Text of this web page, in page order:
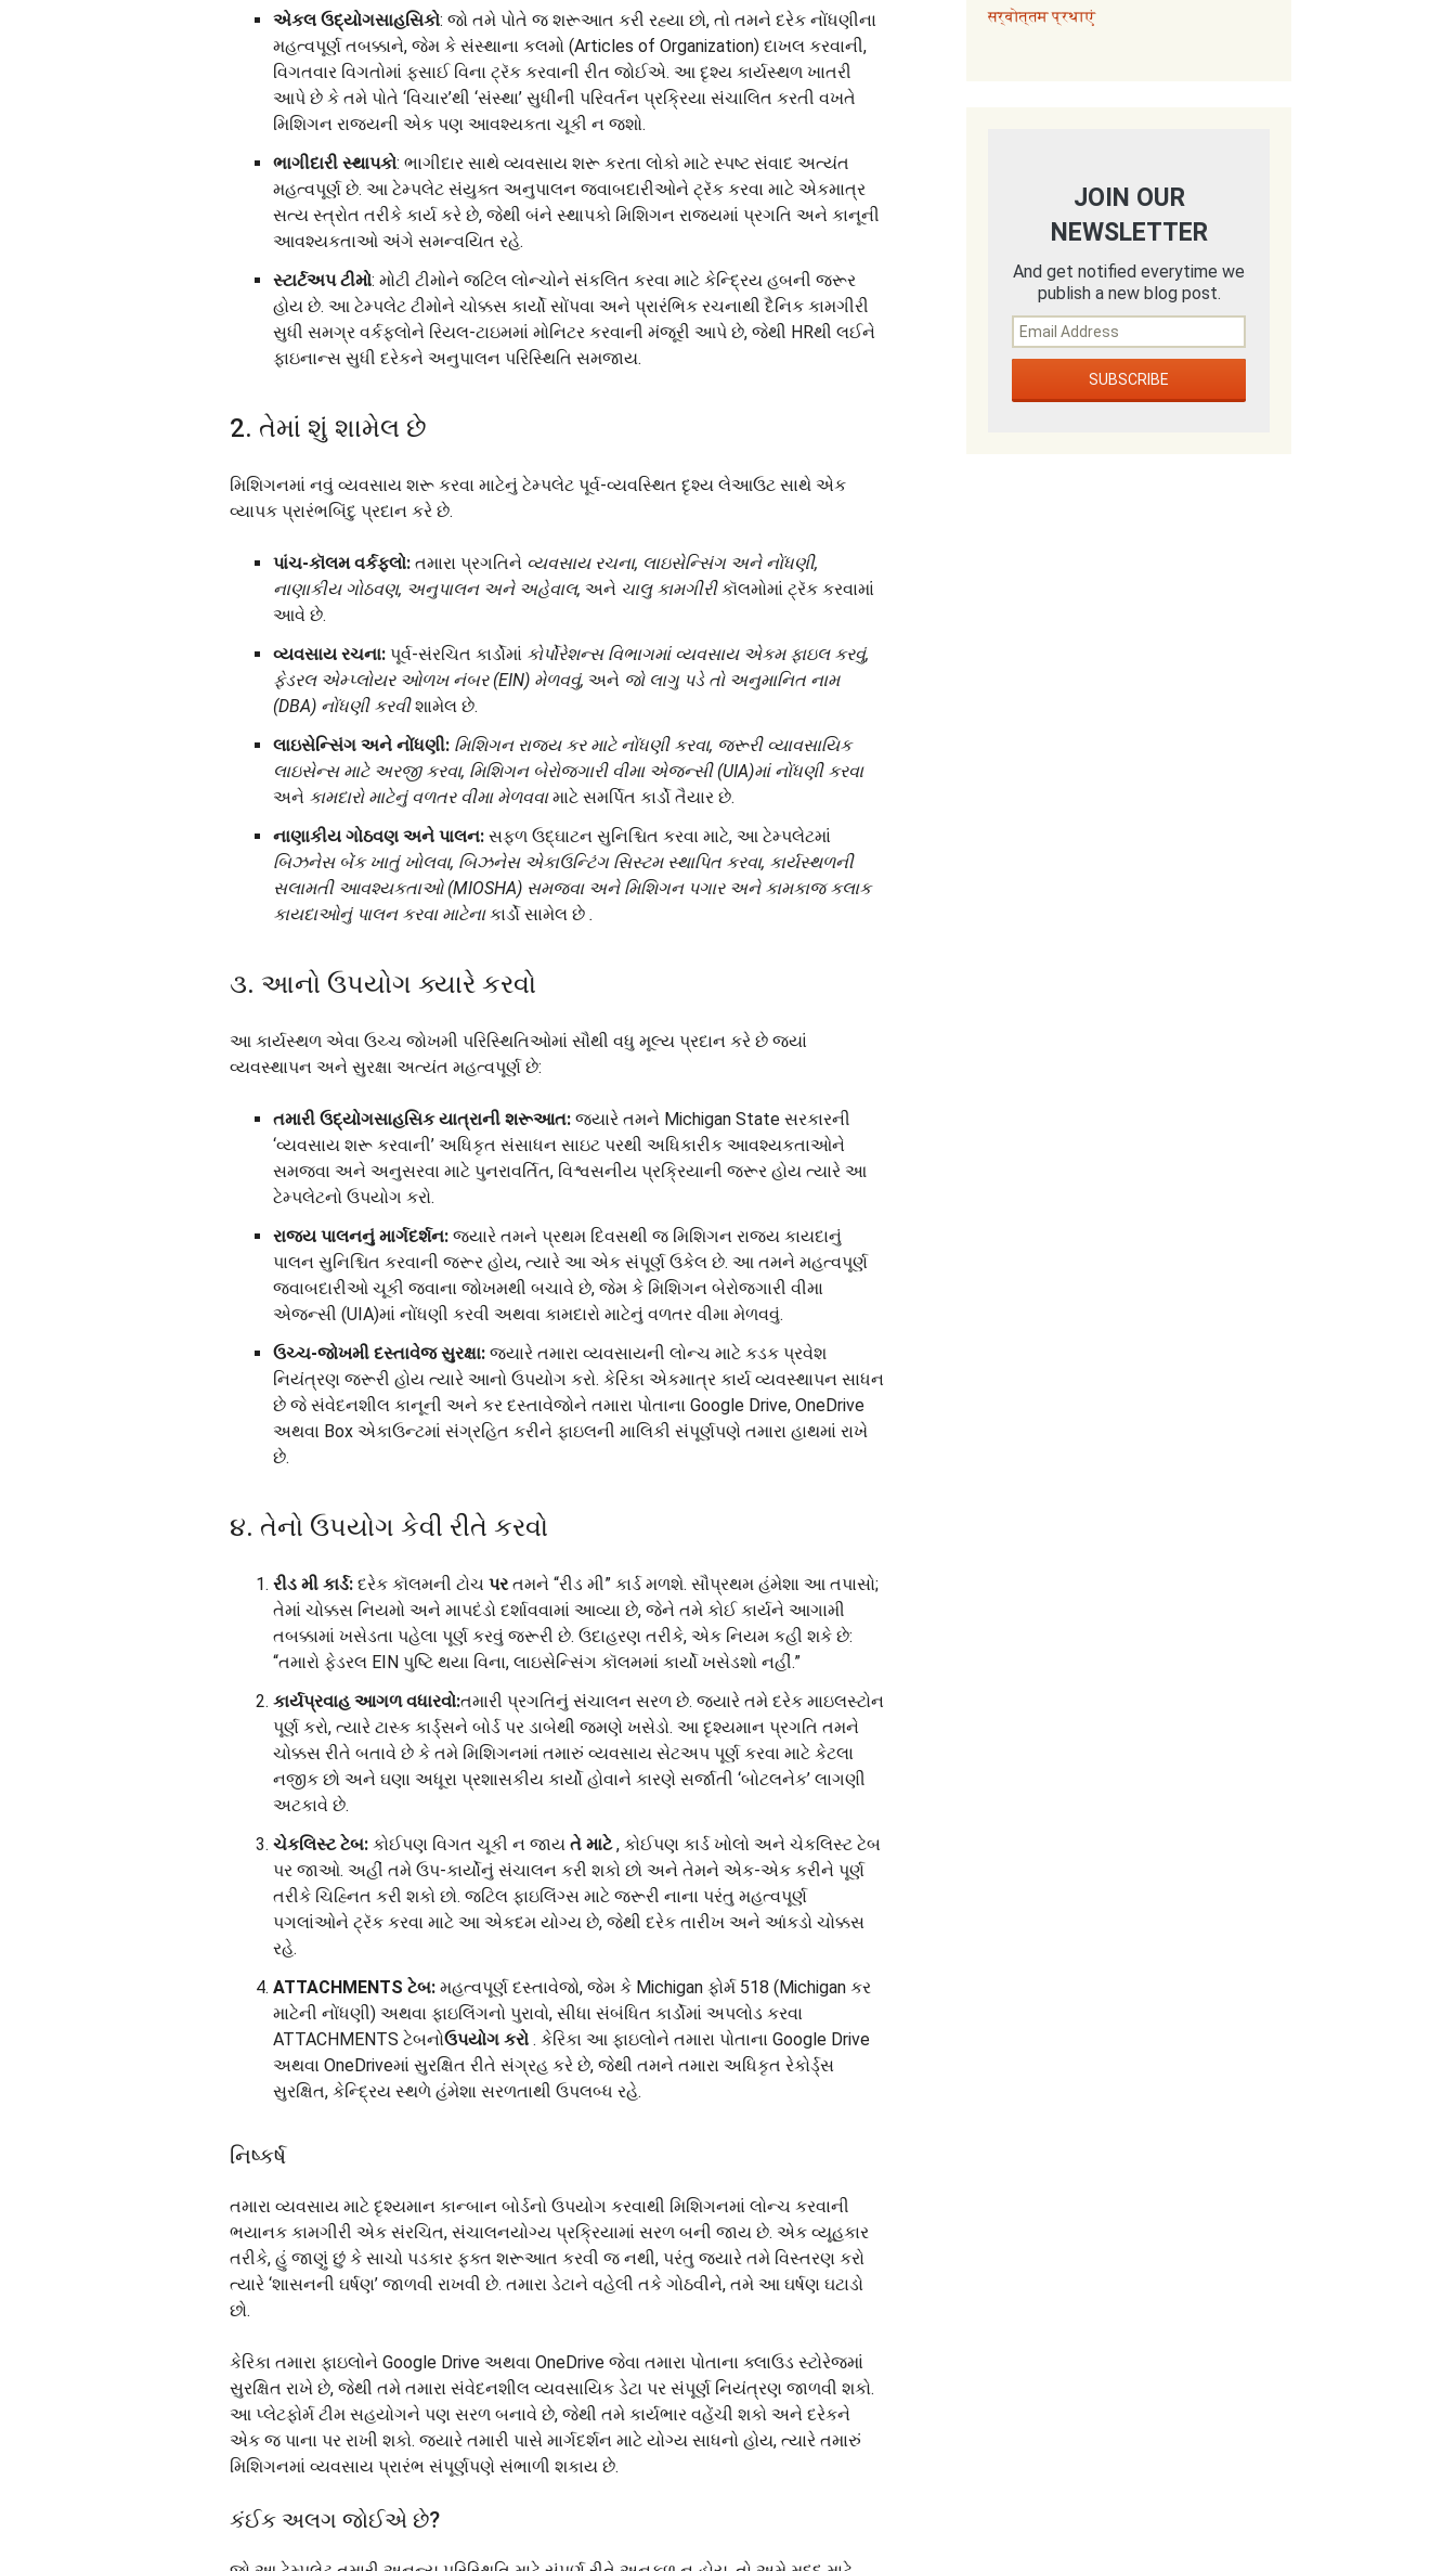
એકલ ઉદ્યોગસાહસિકો: જો તમે પોતે જ શરૂઆત કરી રહ્યા છો, તો તમને દરેક નોંધણીના
મહત્વપૂર્ણ તબક્કાને, જેમ કે સંસ્થાના કલમો (Articles of Organization) દાખલ કરવાની,
વિગતવાર વિગતોમાં ફસાઈ વિના ટ્રૅક કરવાની રીત જોઈએ. આ દૃશ્ય કાર્યસ્થળ ખાતરી
આપે છે કે તમે પોતે ‘વિચાર’થી ‘સંસ્થા’ સુધીની પરિવર્તન પ્રક્રિયા સંચાલિત કરતી વખતે
મિશિગન રાજ્યની એક પણ આવશ્યકતા ચૂકી ન જશો.
ભાગીદારી સ્થાપકો: ભાગીદાર સાથે વ્યવસાય શરૂ કરતા લોકો માટે સ્પષ્ટ સંવાદ અત્યંત
મહત્વપૂર્ણ છે. આ ટેમ્પલેટ સંયુક્ત અનુપાલન જવાબદારીઓને ટ્રૅક કરવા માટે એકમાત્ર
સત્ય સ્ત્રોત તરીકે કાર્ય કરે છે, જેથી બંને સ્થાપકો મિશિગન રાજ્યમાં પ્રગતિ અને કાનૂની
આવશ્યકતાઓ અંગે સમન્વયિત રહે.
સ્ટાર્ટઅપ ટીમો: મોટી ટીમોને જટિલ લોન્ચોને સંકલિત કરવા માટે કેન્દ્રિય હબની જરૂર
હોય છે. આ ટેમ્પલેટ ટીમોને ચોક્કસ કાર્યો સોંપવા અને પ્રારંભિક રચનાથી દૈનિક કામગીરી
સુધી સમગ્ર વર્કફ્લોને રિયલ-ટાઇમમાં મોનિટર કરવાની મંજૂરી આપે છે, જેથી HRથી લઈને
ફાઇનાન્સ સુધી દરેકને અનુપાલન પરિસ્થિતિ સમજાય.
2. તેમાં શું શામેલ છે
મિશિગનમાં નવું વ્યવસાય શરૂ કરવા માટેનું ટેમ્પલેટ પૂર્વ-વ્યવસ્થિત દૃશ્ય લેઆઉટ સાથે એક
વ્યાપક પ્રારંભબિંદુ પ્રદાન કરે છે.
પાંચ-કૉલમ વર્કફ્લો: તમારા પ્રગતિને વ્યવસાય રચના, લાઇસેન્સિંગ અને નોંધણી,
નાણાકીય ગોઠવણ, અનુપાલન અને અહેવાલ, અને ચાલુ કામગીરીકૉલમોમાં ટ્રૅક કરવામાં
આવે છે.
વ્યવસાય રચના: પૂર્વ-સંરચિત કાર્ડોમાં કોર્પોરેશન્સ વિભાગમાં વ્યવસાય એકમ ફાઇલ કરવું,
ફેડરલ એમ્પ્લોયર ઓળખ નંબર (EIN) મેળવવું, અને જો લાગુ પડે તો અનુમાનિત નામ
(DBA) નોંધણી કરવીશામેલ છે.
લાઇસેન્સિંગ અને નોંધણી: મિશિગન રાજ્ય કર માટે નોંધણી કરવા, જરૂરી વ્યાવસાયિક
લાઇસેન્સ માટે અરજી કરવા, મિશિગન બેરોજગારી વીમા એજન્સી (UIA)માં નોંધણી કરવા
અને કામદારો માટેનું વળતર વીમા મેળવવામાટે સમર્પિત કાર્ડો તૈયાર છે.
નાણાકીય ગોઠવણ અને પાલન: સફળ ઉદ્ઘાટન સુનિશ્ચિત કરવા માટે, આ ટેમ્પલેટમાં
બિઝનેસ બેંક ખાતું ખોલવા, બિઝનેસ એકાઉન્ટિંગ સિસ્ટમ સ્થાપિત કરવા, કાર્યસ્થળની
સલામતી આવશ્યકતાઓ (MIOSHA) સમજવા અને મિશિગન પગાર અને કામકાજ કલાક
કાયદાઓનું પાલન કરવા માટેનાકાર્ડો સામેલ છે .
૩. આનો ઉપયોગ ક્યારે કરવો
આ કાર્યસ્થળ એવા ઉચ્ચ જોખમી પરિસ્થિતિઓમાં સૌથી વધુ મૂલ્ય પ્રદાન કરે છે જ્યાં
વ્યવસ્થાપન અને સુરક્ષા અત્યંત મહત્વપૂર્ણ છે:
તમારી ઉદ્યોગસાહસિક યાત્રાની શરૂઆત: જ્યારે તમને Michigan State સરકારની
‘વ્યવસાય શરૂ કરવાની’ અધિકૃત સંસાધન સાઇટ પરથી અધિકારીક આવશ્યકતાઓને
સમજવા અને અનુસરવા માટે પુનરાવર્તિત, વિશ્વસનીય પ્રક્રિયાની જરૂર હોય ત્યારે આ
ટેમ્પલેટનો ઉપયોગ કરો.
રાજ્ય પાલનનું માર્ગદર્શન: જ્યારે તમને પ્રથમ દિવસથી જ મિશિગન રાજ્ય કાયદાનું
પાલન સુનિશ્ચિત કરવાની જરૂર હોય, ત્યારે આ એક સંપૂર્ણ ઉકેલ છે. આ તમને મહત્વપૂર્ણ
જવાબદારીઓ ચૂકી જવાના જોખમથી બચાવે છે, જેમ કે મિશિગન બેરોજગારી વીમા
એજન્સી (UIA)માં નોંધણી કરવી અથવા કામદારો માટેનું વળતર વીમા મેળવવું.
ઉચ્ચ-જોખમી દસ્તાવેજ સુરક્ષા: જ્યારે તમારા વ્યવસાયની લોન્ચ માટે કડક પ્રવેશ
નિયંત્રણ જરૂરી હોય ત્યારે આનો ઉપયોગ કરો. કેરિકા એકમાત્ર કાર્ય વ્યવસ્થાપન સાધન
છે જે સંવેદનશીલ કાનૂની અને કર દસ્તાવેજોને તમારા પોતાના Google Drive, OneDrive
અથવા Box એકાઉન્ટમાં સંગ્રહિત કરીને ફાઇલની માલિકી સંપૂર્ણપણે તમારા હાથમાં રાખે
છે.
૪. તેનો ઉપયોગ કેવી રીતે કરવો
રીડ મી કાર્ડ: દરેક કૉલમની ટોચ પરતમને “રીડ મી” કાર્ડ મળશે. સૌપ્રથમ હંમેશા આ તપાસો;
તેમાં ચોક્કસ નિયમો અને માપદંડો દર્શાવવામાં આવ્યા છે, જેને તમે કોઈ કાર્યને આગામી
તબક્કામાં ખસેડતા પહેલા પૂર્ણ કરવું જરૂરી છે. ઉદાહરણ તરીકે, એક નિયમ કહી શકે છે:
“તમારો ફેડરલ EIN પુષ્ટિ થયા વિના, લાઇસેન્સિંગ કૉલમમાં કાર્યો ખસેડશો નહીં.”
કાર્યપ્રવાહ આગળ વધારવો:તમારી પ્રગતિનું સંચાલન સરળ છે. જ્યારે તમે દરેક માઇલસ્ટોન
પૂર્ણ કરો, ત્યારે ટાસ્ક કાર્ડ્સને બોર્ડ પર ડાબેથી જમણે ખસેડો. આ દૃશ્યમાન પ્રગતિ તમને
ચોક્કસ રીતે બતાવે છે કે તમે મિશિગનમાં તમારું વ્યવસાય સેટઅપ પૂર્ણ કરવા માટે કેટલા
નજીક છો અને ઘણા અધૂરા પ્રશાસકીય કાર્યો હોવાને કારણે સર્જાતી ‘બોટલનેક’ લાગણી
અટકાવે છે.
ચેકલિસ્ટ ટેબ: કોઈપણ વિગત ચૂકી ન જાય તે માટે, કોઈપણ કાર્ડ ખોલો અને ચેકલિસ્ટ ટેબ
પર જાઓ. અહીં તમે ઉપ-કાર્યોનું સંચાલન કરી શકો છો અને તેમને એક-એક કરીને પૂર્ણ
તરીકે ચિહ્નિત કરી શકો છો. જટિલ ફાઇલિંગ્સ માટે જરૂરી નાના પરંતુ મહત્વપૂર્ણ
પગલાંઓને ટ્રૅક કરવા માટે આ એકદમ યોગ્ય છે, જેથી દરેક તારીખ અને આંકડો ચોક્કસ
રહે.
ATTACHMENTS ટેબ: મહત્વપૂર્ણ દસ્તાવેજો, જેમ કે Michigan ફોર્મ 518 (Michigan કર
માટેની નોંધણી) અથવા ફાઇલિંગનો પુરાવો, સીધા સંબંધિત કાર્ડોમાં અપલોડ કરવા
ATTACHMENTS ટેબનોઉપયોગ કરો . કેરિકા આ ફાઇલોને તમારા પોતાના Google Drive
અથવા OneDriveમાં સુરક્ષિત રીતે સંગ્રહ કરે છે, જેથી તમને તમારા અધિકૃત રેકોર્ડ્સ
સુરક્ષિત, કેન્દ્રિય સ્થળે હંમેશા સરળતાથી ઉપલબ્ધ રહે.
નિષ્કર્ષ
તમારા વ્યવસાય માટે દૃશ્યમાન કાન્બાન બોર્ડનો ઉપયોગ કરવાથી મિશિગનમાં લોન્ચ કરવાની
ભયાનક કામગીરી એક સંરચિત, સંચાલનયોગ્ય પ્રક્રિયામાં સરળ બની જાય છે. એક વ્યૂહકાર
તરીકે, હું જાણું છું કે સાચો પડકાર ફક્ત શરૂઆત કરવી જ નથી, પરંતુ જ્યારે તમે વિસ્તરણ કરો
ત્યારે ‘શાસનની ઘર્ષણ’ જાળવી રાખવી છે. તમારા ડેટાને વહેલી તકે ગોઠવીને, તમે આ ઘર્ષણ ઘટાડો
છો.
કેરિકા તમારા ફાઇલોને Google Drive અથવા OneDrive જેવા તમારા પોતાના ક્લાઉડ સ્ટોરેજમાં
સુરક્ષિત રાખે છે, જેથી તમે તમારા સંવેદનશીલ વ્યવસાયિક ડેટા પર સંપૂર્ણ નિયંત્રણ જાળવી શકો.
આ પ્લેટફોર્મ ટીમ સહયોગને પણ સરળ બનાવે છે, જેથી તમે કાર્યભાર વહેંચી શકો અને દરેકને
એક જ પાના પર રાખી શકો. જ્યારે તમારી પાસે માર્ગદર્શન માટે યોગ્ય સાધનો હોય, ત્યારે તમારું
મિશિગનમાં વ્યવસાય પ્રારંભ સંપૂર્ણપણે સંભાળી શકાય છે.
કંઈક અલગ જોઈએ છે?
सर्वोत्तम प्रथाएं
JOIN OUR
NEWSLETTER
And get notified everytime we
publish a new blog post.